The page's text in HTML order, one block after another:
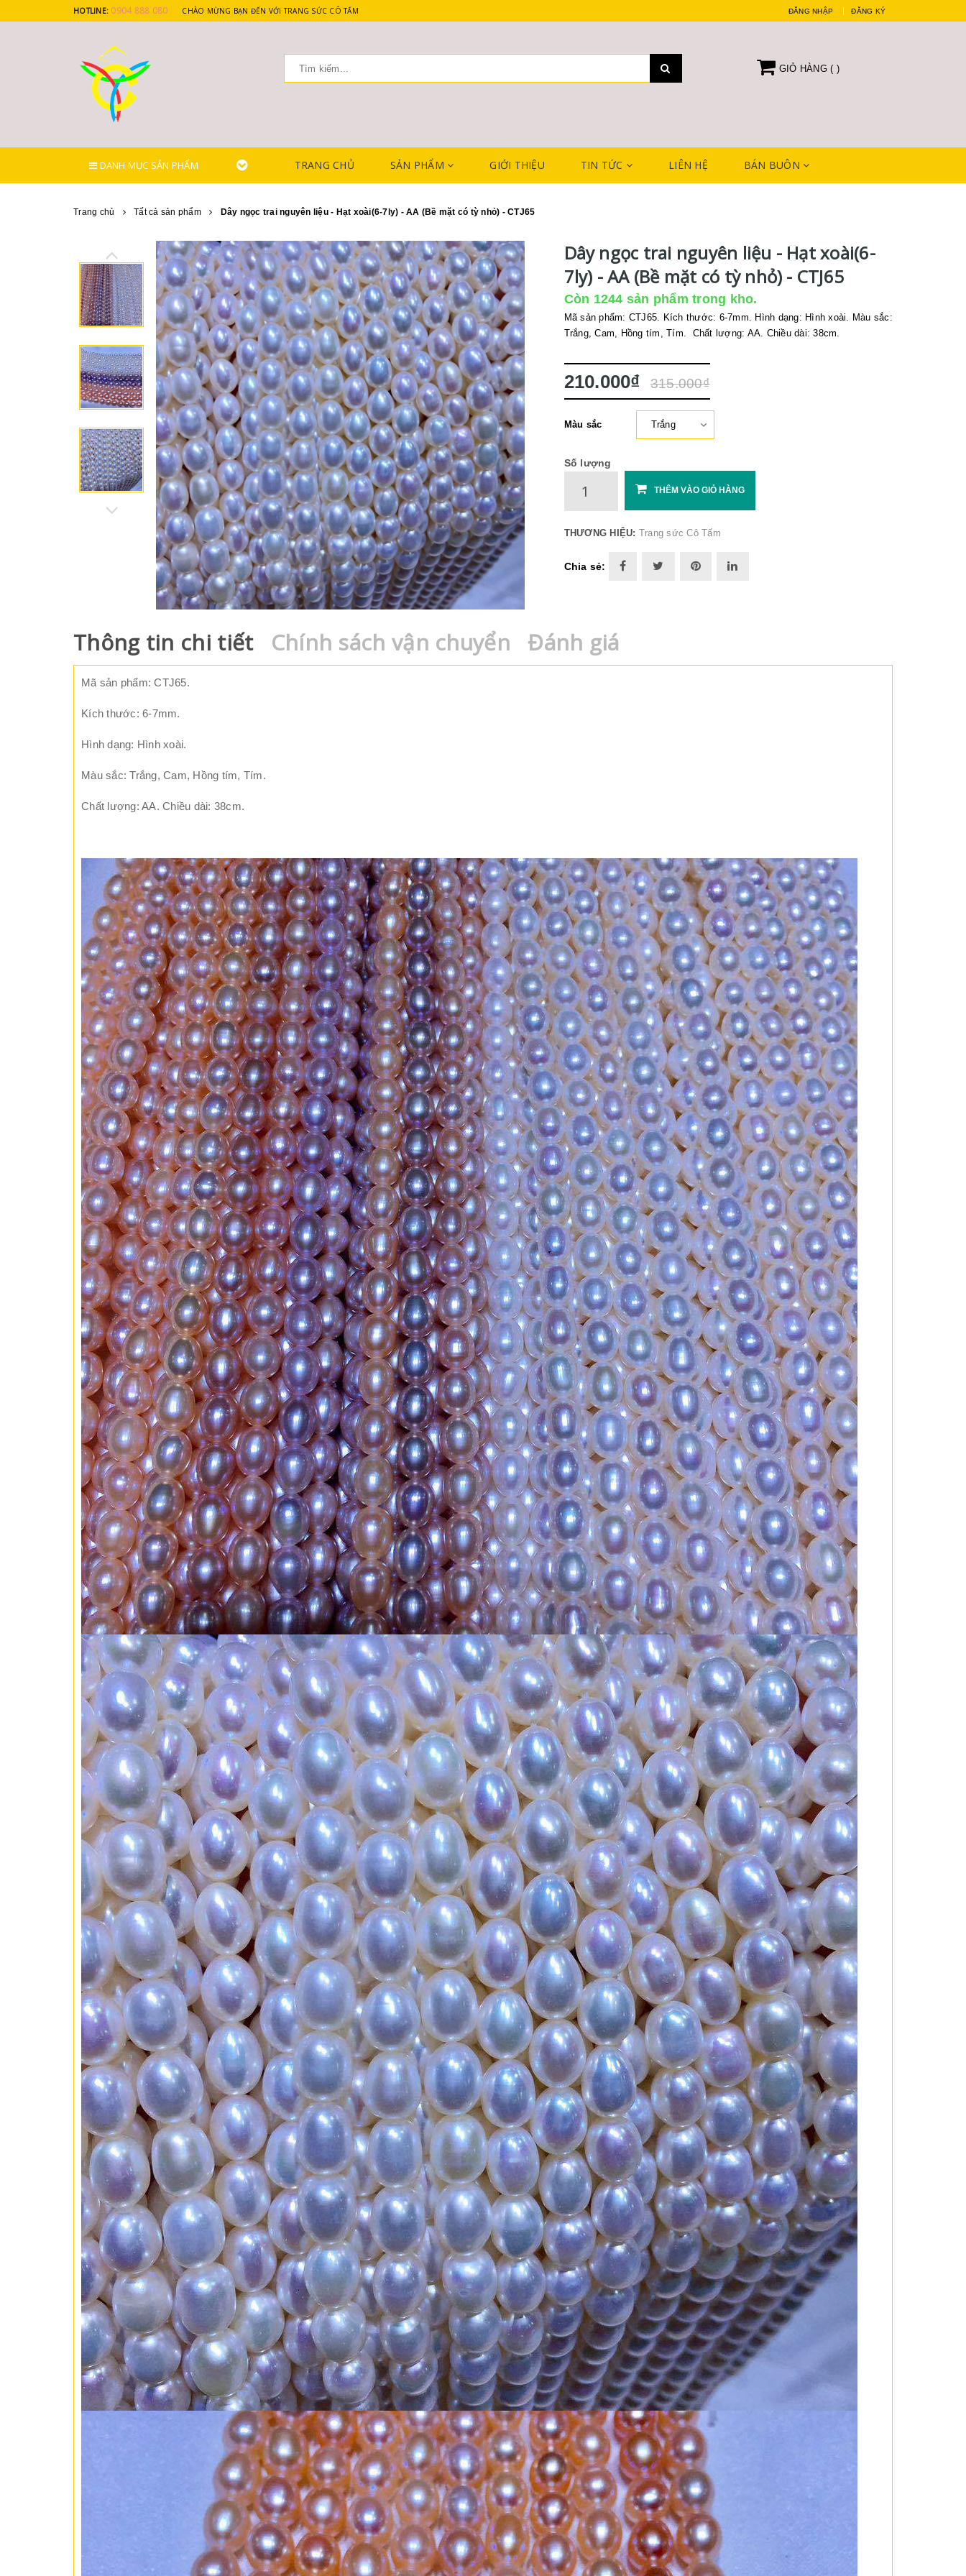
HOTLINE: 0904 888 080 CHÀO MỪNG BẠN ĐẾN VỚI TRANG SỨC CÔ TẤM ĐĂNG NHẬP ĐĂNG KÝ
GIỎ HÀNG ( )
DANH MỤC SẢN PHẨM TRANG CHỦ SẢN PHẨM GIỚI THIỆU TIN TỨC LIÊN HỆ BÁN BUÔN
Trang chủ Tất cả sản phẩm Dây ngọc trai nguyên liệu - Hạt xoài(6-7ly) - AA (Bề mặt có tỳ nhỏ) - CTJ65
Dây ngọc trai nguyên liệu - Hạt xoài(6-
7ly) - AA (Bề mặt có tỳ nhỏ) - CTJ65
Còn 1244 sản phẩm trong kho.
Mã sản phẩm: CTJ65. Kích thước: 6-7mm. Hình dạng: Hình xoài. Màu sắc:
Trắng, Cam, Hồng tím, Tím. Chất lượng: AA. Chiều dài: 38cm.
210.000₫ 315.000₫
Màu sắc
Số lượng
THÊM VÀO GIỎ HÀNG
THƯƠNG HIỆU: Trang sức Cô Tấm
Chia sẻ:
Thông tin chi tiết Chính sách vận chuyển Đánh giá
Mã sản phẩm: CTJ65.
Kích thước: 6-7mm.
Hình dạng: Hình xoài.
Màu sắc: Trắng, Cam, Hồng tím, Tím.
Chất lượng: AA. Chiều dài: 38cm.